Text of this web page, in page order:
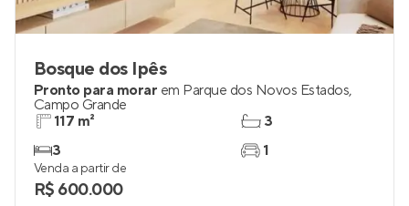
Bosque dos Ipês
Pronto para morar em Parque dos Novos Estados,
Campo Grande
117 m²
3
3
1
Venda a partir de
R$ 600.000